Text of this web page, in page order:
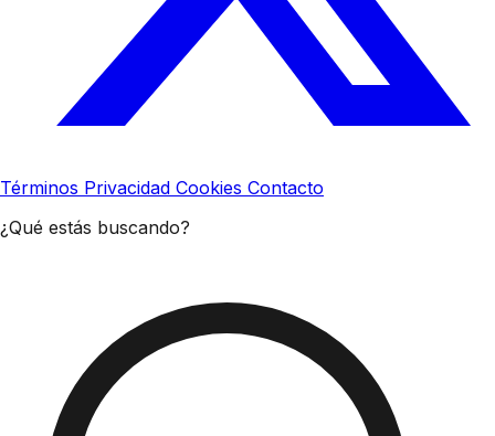
Términos Privacidad Cookies Contacto
¿Qué estás buscando?